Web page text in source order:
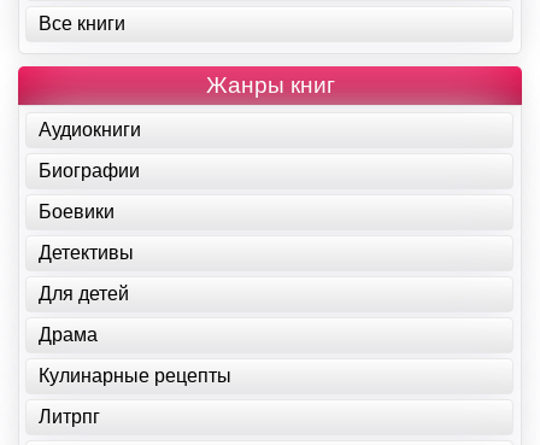
Все книги
Жанры книг
Аудиокниги
Биографии
Боевики
Детективы
Для детей
Драма
Кулинарные рецепты
Литрпг